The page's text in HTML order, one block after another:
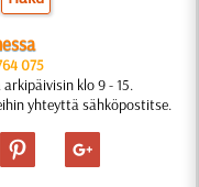
075
klo 9 - 15.
yhteyttä sähköpostitse.